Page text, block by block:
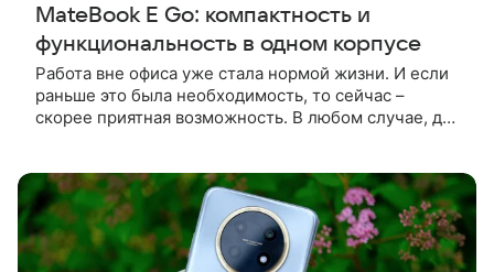
MateBook E Go: компактность и
функциональность в одном корпусе
Работа вне офиса уже стала нормой жизни. И если
раньше это была необходимость, то сейчас –
скорее приятная возможность. В любом случае, для